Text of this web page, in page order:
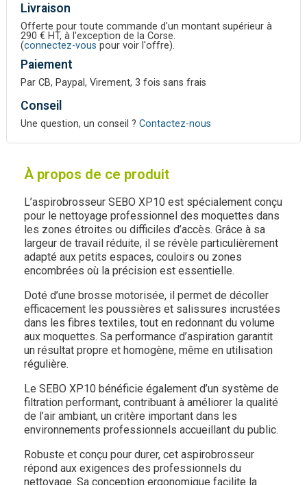
Livraison
Offerte pour toute commande d'un montant supérieur à
290 € HT, à l'exception de la Corse.
(connectez-vous pour voir l'offre).
Paiement
Par CB, Paypal, Virement, 3 fois sans frais
Conseil
Une question, un conseil ? Contactez-nous
À propos de ce produit
L’aspirobrosseur SEBO XP10 est spécialement conçu
pour le nettoyage professionnel des moquettes dans
les zones étroites ou difficiles d’accès. Grâce à sa
largeur de travail réduite, il se révèle particulièrement
adapté aux petits espaces, couloirs ou zones
encombrées où la précision est essentielle.
Doté d’une brosse motorisée, il permet de décoller
efficacement les poussières et salissures incrustées
dans les fibres textiles, tout en redonnant du volume
aux moquettes. Sa performance d’aspiration garantit
un résultat propre et homogène, même en utilisation
régulière.
Le SEBO XP10 bénéficie également d’un système de
filtration performant, contribuant à améliorer la qualité
de l’air ambiant, un critère important dans les
environnements professionnels accueillant du public.
Robuste et conçu pour durer, cet aspirobrosseur
répond aux exigences des professionnels du
nettoyage. Sa conception ergonomique facilite la